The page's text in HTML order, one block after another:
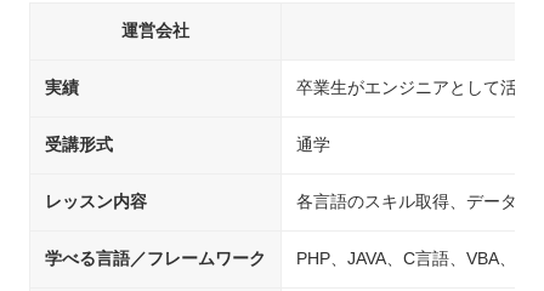
運営会社
実績 卒業生がエンジニアとして活躍
受講形式 通学
レッスン内容 各言語のスキル取得、データベ
学べる言語／フレームワーク PHP、JAVA、C言語、VBA、